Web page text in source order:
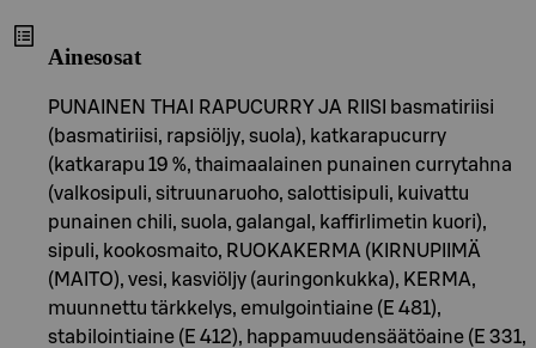
Ainesosat
PUNAINEN THAI RAPUCURRY JA RIISI basmatiriisi
(basmatiriisi, rapsiöljy, suola), katkarapucurry
(katkarapu 19 %, thaimaalainen punainen currytahna
(valkosipuli, sitruunaruoho, salottisipuli, kuivattu
punainen chili, suola, galangal, kaffirlimetin kuori),
sipuli, kookosmaito, RUOKAKERMA (KIRNUPIIMÄ
(MAITO), vesi, kasviöljy (auringonkukka), KERMA,
muunnettu tärkkelys, emulgointiaine (E 481),
stabilointiaine (E 412), happamuudensäätöaine (E 331,